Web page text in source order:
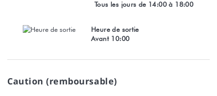
Tous les jours de 14:00 à 18:00
Heure de sortie
Avant 10:00
Caution (remboursable)